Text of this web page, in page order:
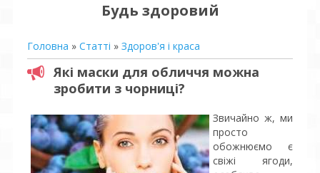
Будь здоровий
Головна » Статті » Здоров'я і краса
Які маски для обличчя можна
зробити з чорниці?
Звичайно ж, ми
просто
обожнюємо є
свіжі ягоди,